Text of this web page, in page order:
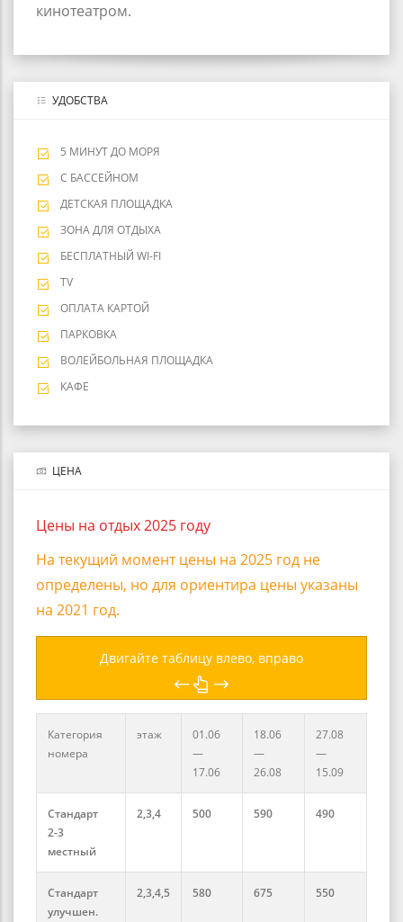
кинотеатром.
УДОБСТВА
5 МИНУТ ДО МОРЯ
С БАССЕЙНОМ
ДЕТСКАЯ ПЛОЩАДКА
ЗОНА ДЛЯ ОТДЫХА
БЕСПЛАТНЫЙ WI-FI
TV
ОПЛАТА КАРТОЙ
ПАРКОВКА
ВОЛЕЙБОЛЬНАЯ ПЛОЩАДКА
КАФЕ
ЦЕНА
Цены на отдых 2025 году
На текущий момент цены на 2025 год не
определены, но для ориентира цены указаны
на 2021 год.
Двигайте таблицу влево, вправо
Категория
номера
этаж
01.06
—
17.06
18.06
—
26.08
27.08
—
15.09
Стандарт
2-3
местный
2,3,4 500 590 490
Стандарт
улучшен.
2,3,4,5 580 675 550